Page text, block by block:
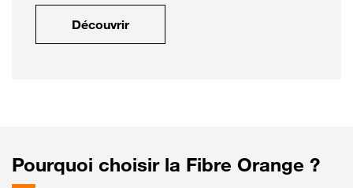
Découvrir
Pourquoi choisir la Fibre Orange ?